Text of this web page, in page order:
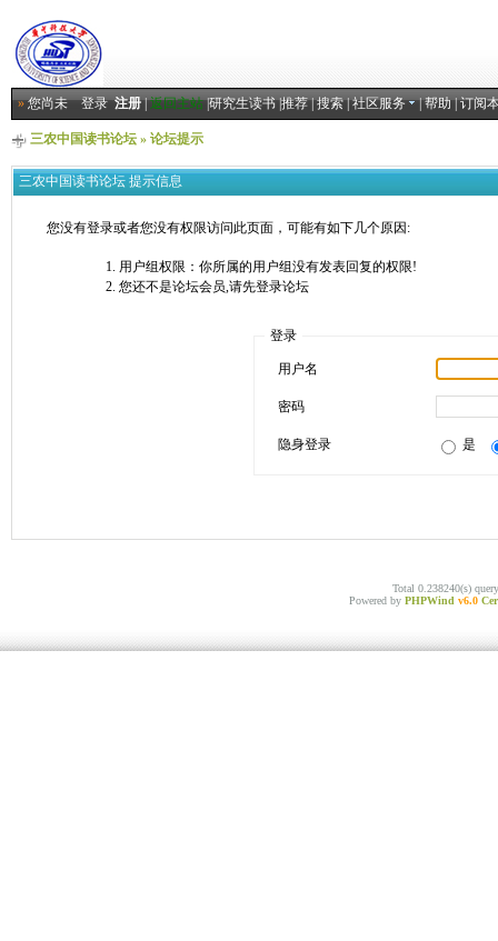
»您尚未登录 注册|返回主站|研究生读书|推荐|搜索|社区服务 |帮助|订阅
三农中国读书论坛» 论坛提示
三农中国读书论坛 提示信息
您没有登录或者您没有权限访问此页面，可能有如下几个原因:
用户组权限：你所属的用户组没有发表回复的权限!
您还不是论坛会员,请先登录论坛
登录
用户名
密码
隐身登录 是
Total 0.238240(s)
Powered by PHPWind v6.0